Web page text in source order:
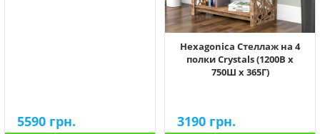
5590 грн.
Hexagonica Стеллаж на 4
полки Crystals (1200В х
750Ш х 365Г)
3190 грн.